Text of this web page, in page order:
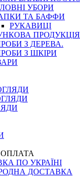
УБОРИ
ТА БАФФИ
РУКАВИЦІ
ПРОДУКЦІЯ
З ДЕРЕВА.
З ШКІРИ
ПО УКРАЇНІ
ДОСТАВКА